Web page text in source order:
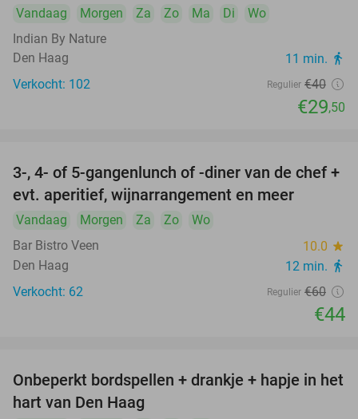
Vandaag Morgen Za Zo Ma Di
Wo
Indian By Nature
Den Haag
11 min. directions_walk
Verkocht: 102 Regulier €40
€29,50
27%
3-, 4- of 5-gangenlunch of -diner van de chef +
evt. aperitief, wijnarrangement en meer
Vandaag Morgen Za Zo
Wo
Bar Bistro Veen
10.0 star
Den Haag 12 min. directions_walk
Verkocht: 62 Regulier €60
€44
54%
Onbeperkt bordspellen + drankje + hapje in het
hart van Den Haag